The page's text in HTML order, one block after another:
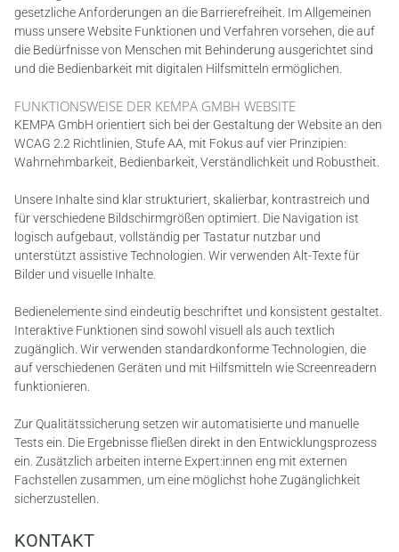
gesetzliche Anforderungen an die Barrierefreiheit. Im Allgemeinen
muss unsere Website Funktionen und Verfahren vorsehen, die auf
die Bedürfnisse von Menschen mit Behinderung ausgerichtet sind
und die Bedienbarkeit mit digitalen Hilfsmitteln ermöglichen.
FUNKTIONSWEISE DER KEMPA GMBH WEBSITE
KEMPA GmbH orientiert sich bei der Gestaltung der Website an den
WCAG 2.2 Richtlinien, Stufe AA, mit Fokus auf vier Prinzipien:
Wahrnehmbarkeit, Bedienbarkeit, Verständlichkeit und Robustheit.
Unsere Inhalte sind klar strukturiert, skalierbar, kontrastreich und
für verschiedene Bildschirmgrößen optimiert. Die Navigation ist
logisch aufgebaut, vollständig per Tastatur nutzbar und
unterstützt assistive Technologien. Wir verwenden Alt-Texte für
Bilder und visuelle Inhalte.
Bedienelemente sind eindeutig beschriftet und konsistent gestaltet.
Interaktive Funktionen sind sowohl visuell als auch textlich
zugänglich. Wir verwenden standardkonforme Technologien, die
auf verschiedenen Geräten und mit Hilfsmitteln wie Screenreadern
funktionieren.
Zur Qualitätssicherung setzen wir automatisierte und manuelle
Tests ein. Die Ergebnisse fließen direkt in den Entwicklungsprozess
ein. Zusätzlich arbeiten interne Expert:innen eng mit externen
Fachstellen zusammen, um eine möglichst hohe Zugänglichkeit
sicherzustellen.
KONTAKT